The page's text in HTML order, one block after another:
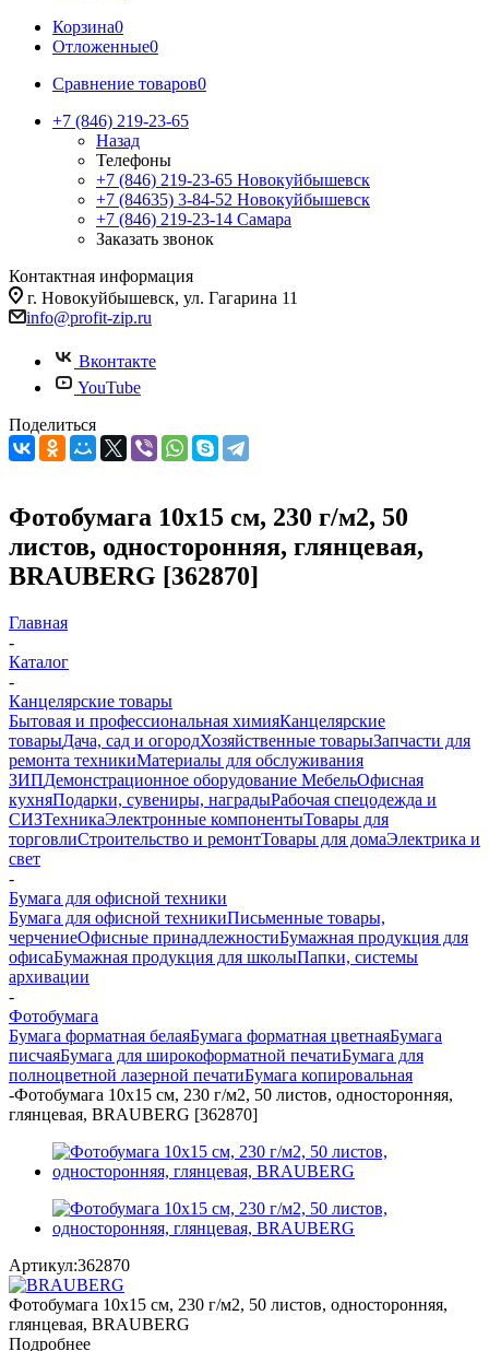
Корзина0
Отложенные0
Сравнение товаров0
+7 (846) 219-23-65
Назад
Телефоны
+7 (846) 219-23-65 Новокуйбышевск
+7 (84635) 3-84-52 Новокуйбышевск
+7 (846) 219-23-14 Самара
Заказать звонок
Контактная информация
г. Новокуйбышевск, ул. Гагарина 11
info@profit-zip.ru
Вконтакте
YouTube
Поделиться
Фотобумага 10х15 см, 230 г/м2, 50
листов, односторонняя, глянцевая,
BRAUBERG [362870]
Главная
-
Каталог
-
Канцелярские товары
Бытовая и профессиональная химияКанцелярские
товарыДача, сад и огородХозяйственные товарыЗапчасти для
ремонта техникиМатериалы для обслуживания
ЗИПДемонстрационное оборудование МебельОфисная
кухняПодарки, сувениры, наградыРабочая спецодежда и
СИЗТехникаЭлектронные компонентыТовары для
торговлиСтроительство и ремонтТовары для домаЭлектрика и
свет
-
Бумага для офисной техники
Бумага для офисной техникиПисьменные товары,
черчениеОфисные принадлежностиБумажная продукция для
офисаБумажная продукция для школыПапки, системы
архивации
-
Фотобумага
Бумага форматная белаяБумага форматная цветнаяБумага
писчаяБумага для широкоформатной печатиБумага для
полноцветной лазерной печатиБумага копировальная
-Фотобумага 10х15 см, 230 г/м2, 50 листов, односторонняя,
глянцевая, BRAUBERG [362870]
Артикул:362870
Фотобумага 10х15 см, 230 г/м2, 50 листов, односторонняя,
глянцевая, BRAUBERG
Подробнее